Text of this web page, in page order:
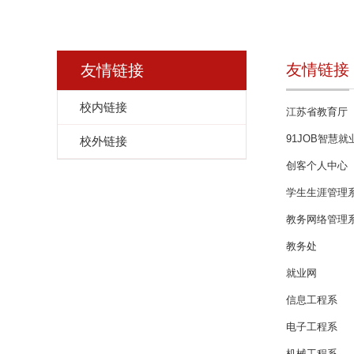
友情链接
校内链接
校外链接
友情链接
江苏省教育厅
91JOB智慧就
创客个人中心
学生生涯管理
教务网络管理
教务处
就业网
信息工程系
电子工程系